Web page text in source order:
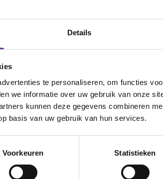
Details
te personaliseren, om functies
we informatie over uw gebruik van onze
kunnen deze gegevens combineren
basis van uw gebruik van hun services.
Voorkeuren Statistieken
dat schaken toch
dag bij mij, met de vraag of ik
verwonderd aan en ik vervolg
in mijn leven. En als ik die
Hij lacht en verlaat
met mijn antwoord.
van een positieve site